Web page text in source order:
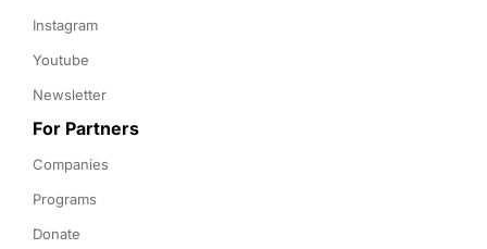
Instagram
Youtube
Newsletter
For Partners
Companies
Programs
Donate